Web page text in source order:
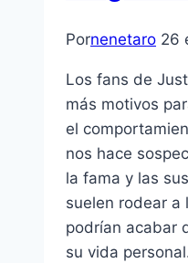
Pornenetaro 26
Los fans de
más motivos
el
nos hace
la fama y las
suelen rodear a
podrían acabar
su vida